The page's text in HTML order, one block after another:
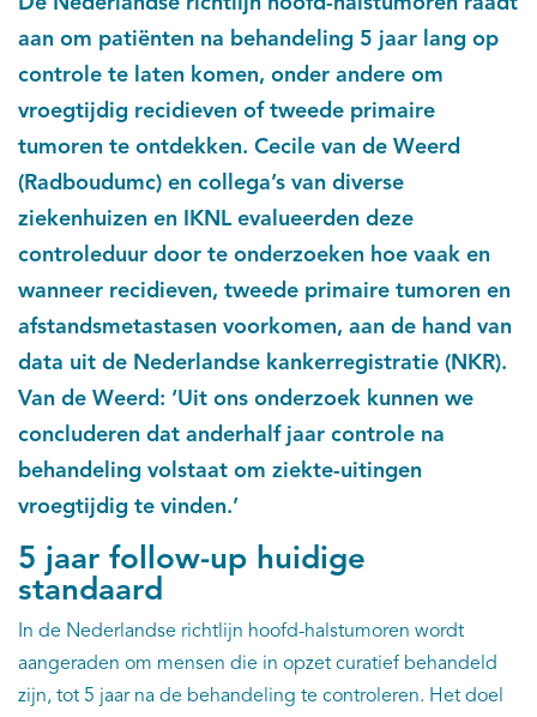
aan om patiënten na behandeling 5 jaar lang op
controle te laten komen, onder andere om
vroegtijdig recidieven of tweede primaire
tumoren te ontdekken. Cecile van de Weerd
(Radboudumc) en collega’s van diverse
ziekenhuizen en IKNL evalueerden deze
controleduur door te onderzoeken hoe vaak en
wanneer recidieven, tweede primaire tumoren en
afstandsmetastasen voorkomen, aan de hand van
data uit de Nederlandse kankerregistratie (NKR).
Van de Weerd: ‘Uit ons onderzoek kunnen we
concluderen dat anderhalf jaar controle na
behandeling volstaat om ziekte-uitingen
vroegtijdig te vinden.’
5 jaar follow-up huidige
standaard
In de Nederlandse richtlijn hoofd-halstumoren wordt
aangeraden om mensen die in opzet curatief behandeld
zijn, tot 5 jaar na de behandeling te controleren. Het doel